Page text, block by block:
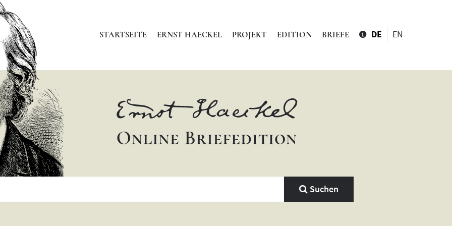
STARTSEITE ERNST HAECKEL PROJEKT EDITION BRIEFE DE EN
Suchen